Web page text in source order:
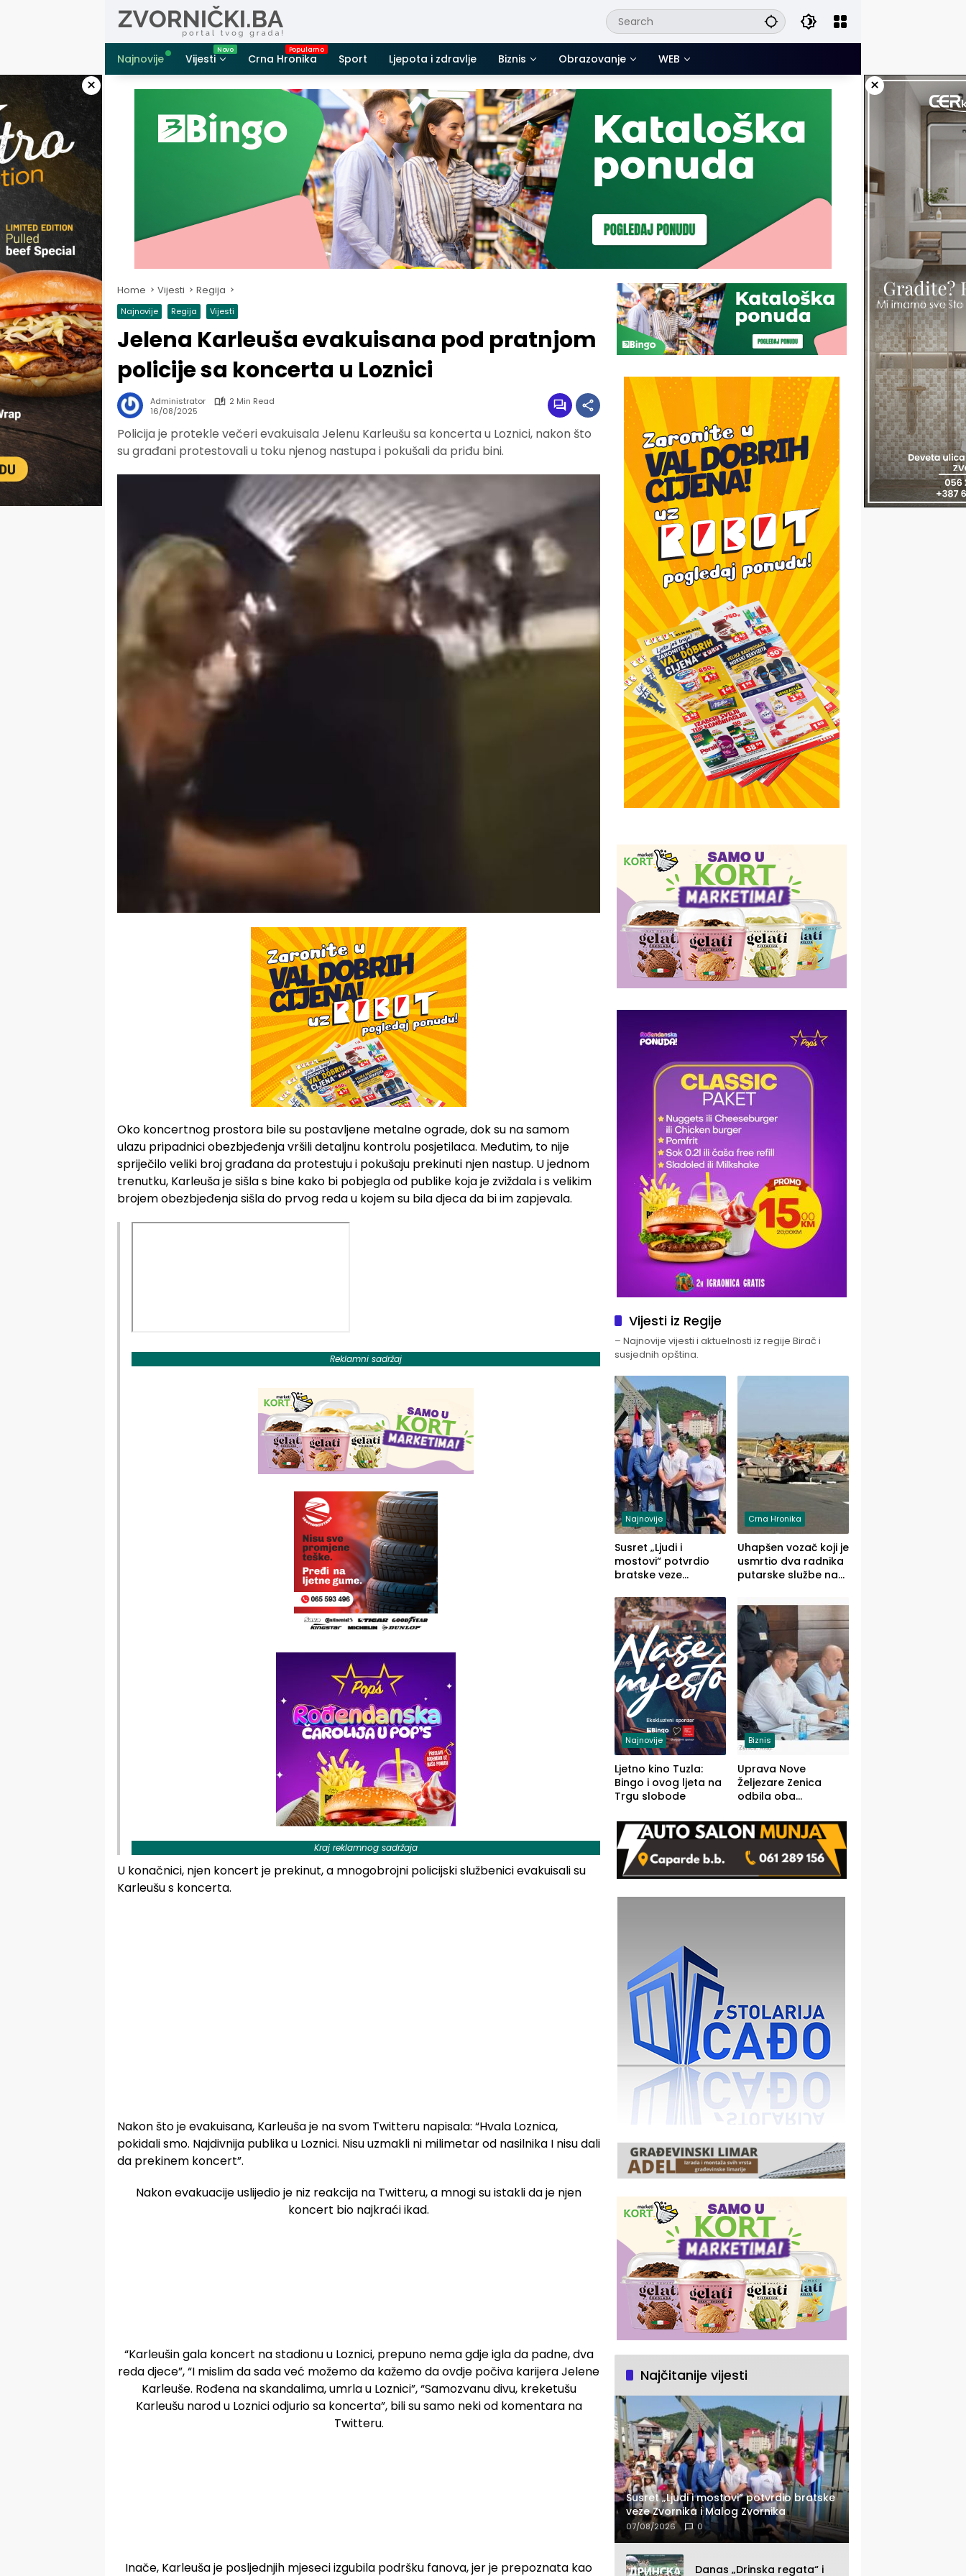
Najnovije
Vijesti Crna Hronika Sport Ljepota i zdravlje Biznis Obrazovanje WEB
× ×
Home Vijesti Regija
Najnovije Regija Vijesti
Jelena Karleuša evakuisana pod pratnjom
policije sa koncerta u Loznici
Administrator
2 Min Read
16/08/2025
Policija je protekle večeri evakuisala Jelenu Karleušu sa koncerta u Loznici, nakon što
su građani protestovali u toku njenog nastupa i pokušali da priđu bini.
Oko koncertnog prostora bile su postavljene metalne ograde, dok su na samom
ulazu pripadnici obezbjeđenja vršili detaljnu kontrolu posjetilaca. Međutim, to nije
spriječilo veliki broj građana da protestuju i pokušaju prekinuti njen nastup. U jednom
trenutku, Karleuša je sišla s bine kako bi pobjegla od publike koja je zviždala i s velikim
brojem obezbjeđenja sišla do prvog reda u kojem su bila djeca da bi im zapjevala.
Reklamni sadržaj
Kraj reklamnog sadržaja
U konačnici, njen koncert je prekinut, a mnogobrojni policijski službenici evakuisali su
Karleušu s koncerta.
Nakon što je evakuisana, Karleuša je na svom Twitteru napisala: “Hvala Loznica,
pokidali smo. Najdivnija publika u Loznici. Nisu uzmakli ni milimetar od nasilnika I nisu dali
da prekinem koncert”.
Nakon evakuacije uslijedio je niz reakcija na Twitteru, a mnogi su istakli da je njen
koncert bio najkraći ikad.
“Karleušin gala koncert na stadionu u Loznici, prepuno nema gdje igla da padne, dva
reda djece”, “I mislim da sada već možemo da kažemo da ovdje počiva karijera Jelene
Karleuše. Rođena na skandalima, umrla u Loznici”, “Samozvanu divu, kreketušu
Karleušu narod u Loznici odjurio sa koncerta”, bili su samo neki od komentara na
Twitteru.
Inače, Karleuša je posljednjih mjeseci izgubila podršku fanova, jer je prepoznata kao
Vijesti iz Regije
– Najnovije vijesti i aktuelnosti iz regije Birač i
susjednih opština.
Najnovije
Susret „Ljudi i
mostovi“ potvrdio
bratske veze
Zvornika
Crna Hronika
Uhapšen vozač koji je
usmrtio dva radnika
putarske službe na
prema Šapcu
(FOTO)
Najnovije
Ljetno kino Tuzla:
Bingo i ovog ljeta na
Trgu slobode
Biznis
Uprava Nove
Željezare Zenica
odbila oba
FBiH: Ustrajni da je
stečaj jedino rješenje
Najčitanije vijesti
Susret „Ljudi i mostovi“ potvrdio bratske
veze Zvornika i Malog Zvornika
07/08/2026 0
Danas „Drinska regata“ i